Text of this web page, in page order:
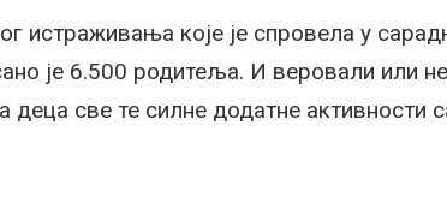
истраживања које је спровела у
је 6.500 родитеља. И веровали или
деца све те силне додатне активности